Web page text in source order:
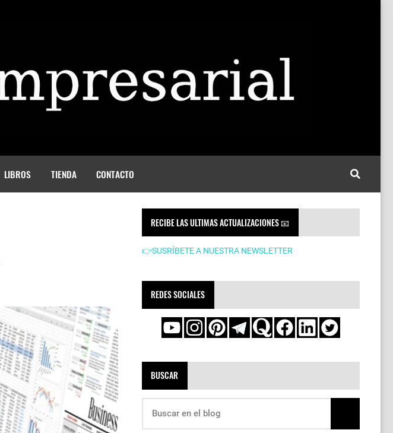
LIBROS TIENDA CONTACTO
RECIBE LAS ULTIMAS ACTUALIZACIONES 📧
👉SUSRÍBETE A NUESTRA NEWSLETTER
REDES SOCIALES
BUSCAR